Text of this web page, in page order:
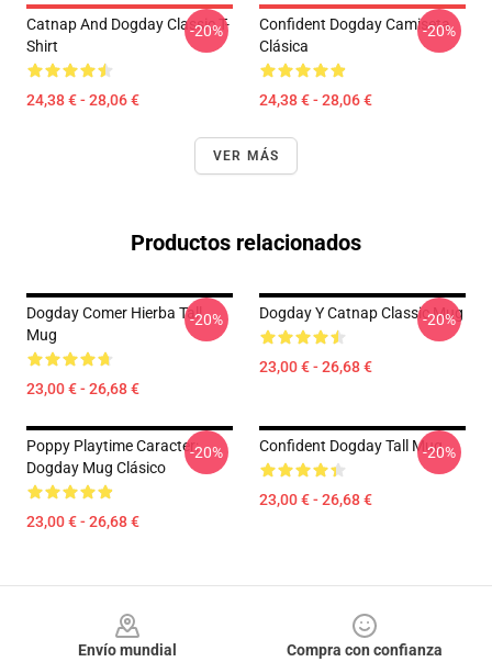
Catnap And Dogday Classic T-
Shirt
24,38 € - 28,06 €
-20%
Confident Dogday Camiseta
Clásica
24,38 € - 28,06 €
-20%
VER MÁS
Productos relacionados
Dogday Comer Hierba Tall
Mug
23,00 € - 26,68 €
-20% Dogday Y Catnap Classic Mug
23,00 € - 26,68 €
-20%
Poppy Playtime Caracter:
Dogday Mug Clásico
23,00 € - 26,68 €
-20% Confident Dogday Tall Mug
23,00 € - 26,68 €
-20%
Envío mundial
Compra con confianza